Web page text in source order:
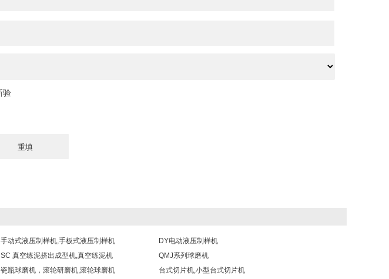
手动式液压制样机,手板式液压制样机
DY电动液压制样机
SC 真空练泥挤出成型机,真空练泥机
QMJ系列球磨机
瓷瓶球磨机，滚轮研磨机,滚轮球磨机
台式切片机,小型台式切片机